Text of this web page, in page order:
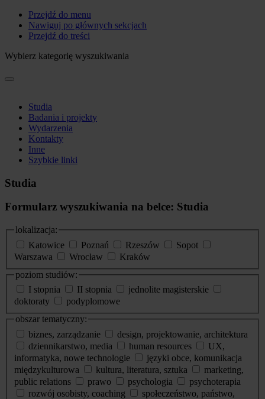
Przejdź do menu
Nawiguj po głównych sekcjach
Przejdź do treści
Wybierz kategorię wyszukiwania
Studia
Badania i projekty
Wydarzenia
Kontakty
Inne
Szybkie linki
Studia
Formularz wyszukiwania na belce: Studia
lokalizacja:
Katowice
Poznań Rzeszów
Sopot
Warszawa
Wrocław
Kraków
poziom studiów:
I stopnia
II stopnia
jednolite magisterskie
doktoraty
podyplomowe
obszar tematyczny:
biznes, zarządzanie
design, projektowanie, architektura
dziennikarstwo, media
human resources
UX,
informatyka, nowe technologie
języki obce, komunikacja
międzykulturowa
kultura, literatura, sztuka
marketing,
public relations
prawo psychologia
psychoterapia
rozwój osobisty, coaching
społeczeństwo, państwo,